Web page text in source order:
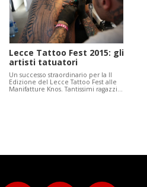
Lecce Tattoo Fest 2015: gli
artisti tatuatori
Un successo straordinario per la II
Edizione del Lecce Tattoo Fest alle
Manifatture Knos. Tantissimi ragazzi…